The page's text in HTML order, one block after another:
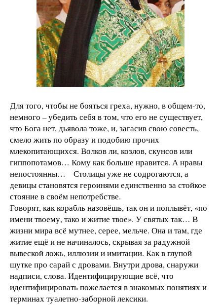
Для того, чтобы не бояться греха, нужно, в общем-то,
немного – убедить себя в том, что его не существует,
что Бога нет, дьявола тоже, и, загасив свою совесть,
смело жить по образу и подобию прочих
млекопитающихся. Волков ли, козлов, скунсов или
гиппопотамов… Кому как больше нравится. А нравы
непостоянны… Столицы уже не содрогаются, а
девицы становятся героинями единственно за стойкое
стояние в своём непотребстве.
Говорят, как корабль назовёшь, так он и поплывёт, «по
имени твоему, тако и житие твое». У святых так… В
жизни мира всё мутнее, серее, мельче. Она и там, где
житие ещё и не начиналось, скрывая за радужной
вывеской ложь, иллюзии и имитации. Как в глупой
шутке про сарай с дровами. Внутри дрова, снаружи
надписи, слова. Идентифицирующие всё, что
идентифицировать пожелается в знакомых понятиях и
терминах туалетно-заборной лексики.